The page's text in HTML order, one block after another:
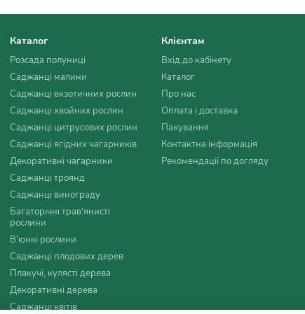
Каталог
Розсада полуниці
Саджанці малини
Саджанці екзотичних рослин
Саджанці хвойних рослин
Саджанці цитрусових рослин
Саджанці ягідних чагарників
Декоративні чагарники
Саджанці троянд
Саджанці винограду
Багаторічні трав'янисті
рослини
В'юнкі рослини
Саджанці плодових дерев
Плакучі, кулясті дерева
Декоративні дерева
Саджанці квітів
Клієнтам
Вхід до кабінету
Каталог
Про нас
Оплата і доставка
Пакування
Контактна інформація
Рекомендації по догляду